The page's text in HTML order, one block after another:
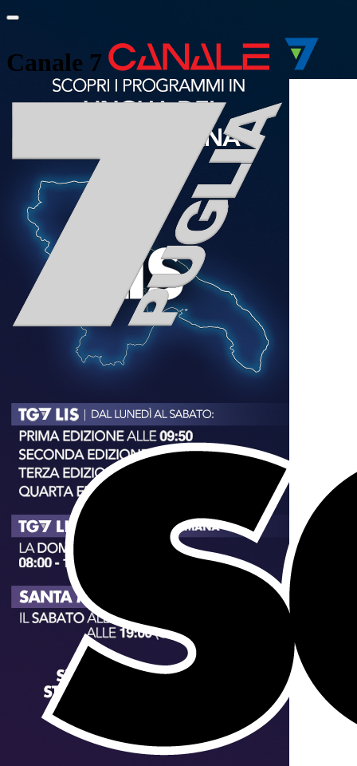
Canale 7